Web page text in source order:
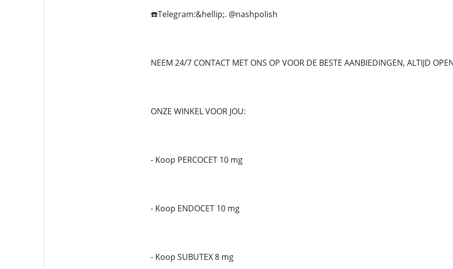
☎️Telegram:&hellip;. @nashpolish
NEEM 24/7 CONTACT MET ONS OP VOOR DE BESTE AANBIEDINGEN, ALTIJD
ONZE WINKEL VOOR JOU:
- Koop PERCOCET 10 mg
- Koop ENDOCET 10 mg
- Koop SUBUTEX 8 mg